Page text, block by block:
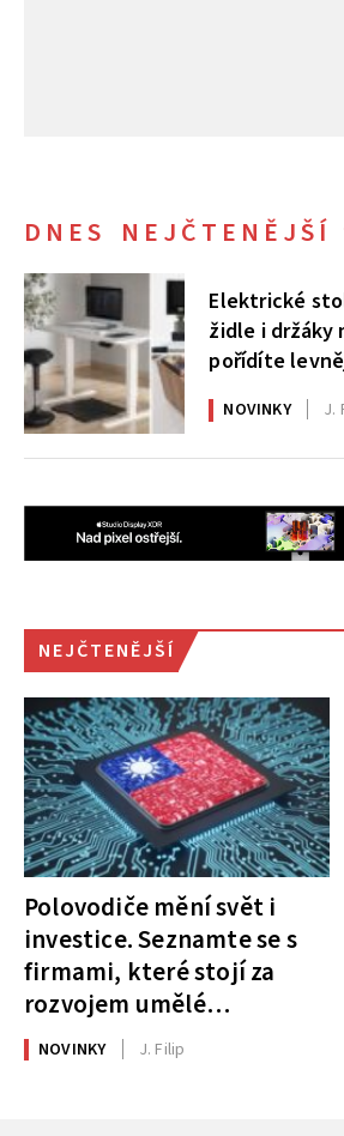
DNES NEJČTENĚJŠÍ
Elektrické
židle i držáky
pořídíte
AlzaErgo
NOVINKY J.
NEJČTENĚJŠÍ
Polovodiče mění svět i
investice. Seznamte se s
firmami, které stojí za
rozvojem umělé
inteligence
NOVINKY J. Filip